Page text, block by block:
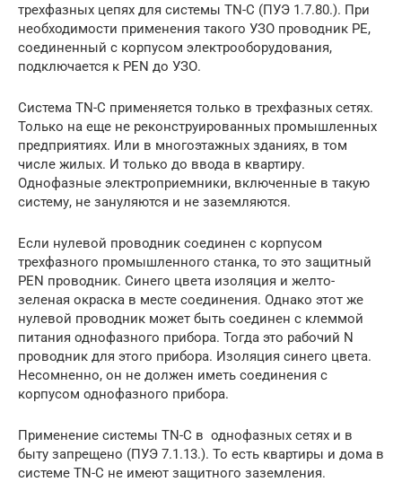
трехфазных цепях для системы TN-C (ПУЭ 1.7.80.). При
необходимости применения такого УЗО проводник PE,
соединенный с корпусом электрооборудования,
подключается к PEN до УЗО.
Система TN-C применяется только в трехфазных сетях.
Только на еще не реконструированных промышленных
предприятиях. Или в многоэтажных зданиях, в том
числе жилых. И только до ввода в квартиру.
Однофазные электроприемники, включенные в такую
систему, не зануляются и не заземляются.
Если нулевой проводник соединен с корпусом
трехфазного промышленного станка, то это защитный
PEN проводник. Синего цвета изоляция и желто-
зеленая окраска в месте соединения. Однако этот же
нулевой проводник может быть соединен с клеммой
питания однофазного прибора. Тогда это рабочий N
проводник для этого прибора. Изоляция синего цвета.
Несомненно, он не должен иметь соединения с
корпусом однофазного прибора.
Применение системы TN-C в однофазных сетях и в
быту запрещено (ПУЭ 7.1.13.). То есть квартиры и дома в
системе TN-C не имеют защитного заземления.